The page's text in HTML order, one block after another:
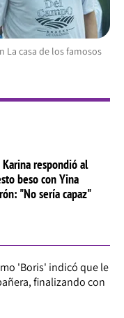
La casa de los famosos
respondió al
beso con Yina
"No sería capaz"
'Boris' indicó que le
finalizando con